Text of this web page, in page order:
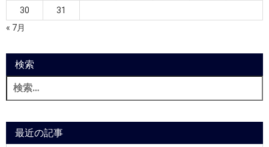
30
31
« 7月
検索
最近の記事